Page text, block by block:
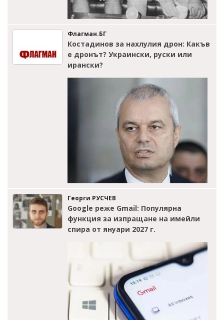
Флагман.БГ
Костадинов за нахлулия дрон: Какъв
е дронът? Украински, руски или
ирански?
Георги РУСЧЕВ
Google реже Gmail: Популярна
функция за изпращане на имейли
спира от януари 2027 г.